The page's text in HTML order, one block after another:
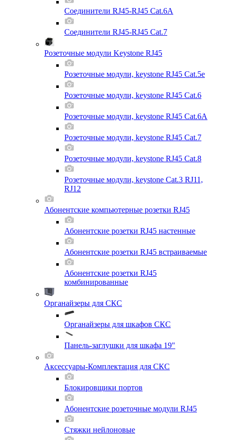
Соединители RJ45-RJ45 Cat.6A
Соединители RJ45-RJ45 Cat.7
Розеточные модули Keystone RJ45
Розеточные модули, keystone RJ45 Cat.5e
Розеточные модули, keystone RJ45 Cat.6
Розеточные модули, keystone RJ45 Cat.6A
Розеточные модули, keystone RJ45 Cat.7
Розеточные модули, keystone RJ45 Cat.8
Розеточные модули, keystone Cat.3 RJ11,
RJ12
Абонентские компьютерные розетки RJ45
Абонентские розетки RJ45 настенные
Абонентские розетки RJ45 встраиваемые
Абонентские розетки RJ45
комбинированные
Органайзеры для СКС
Органайзеры для шкафов СКС
Панель-заглушки для шкафа 19"
Аксессуары-Комплектация для СКС
Блокировщики портов
Абонентские розеточные модули RJ45
Стяжки нейлоновые